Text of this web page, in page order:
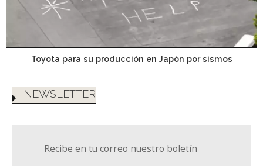
Toyota para su producción en Japón por sismos
NEWSLETTER
Recibe en tu correo nuestro boletín